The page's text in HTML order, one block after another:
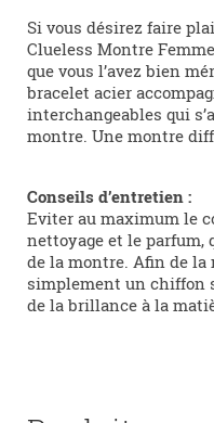
Si vous désirez faire
Clueless Montre
que vous l’avez bien
bracelet acier
interchangeables qui
montre. Une montre
Conseils d’entretien :
Eviter au maximum le
nettoyage et le parfum,
de la montre. Afin de
simplement un chiffon
de la brillance à la